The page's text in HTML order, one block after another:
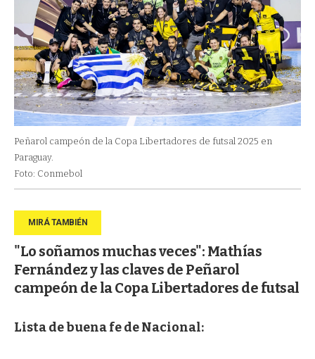
Peñarol campeón de la Copa Libertadores de futsal 2025 en
Paraguay.
Foto: Conmebol
"Lo soñamos muchas veces": Mathías
Fernández y las claves de Peñarol
campeón de la Copa Libertadores de futsal
Lista de buena fe de Nacional: